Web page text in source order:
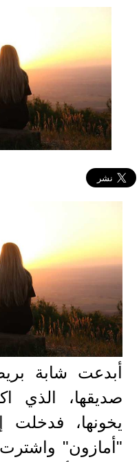
أبدعت شابة
صديقها، الذي
يخونها،